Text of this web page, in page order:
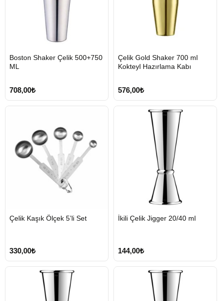
GÖNDERİ
Boston Shaker Çelik 500+750
ML
708,00₺
GÖNDERİ
Çelik Gold Shaker 700 ml
Kokteyl Hazırlama Kabı
576,00₺
GÖNDERİ
Çelik Kaşık Ölçek 5’li Set
330,00₺
GÖNDERİ
İkili Çelik Jigger 20/40 ml
144,00₺